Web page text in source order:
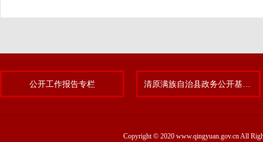
公开工作报告专栏
Copyright © 2020 www.qingyuan.gov.cn All